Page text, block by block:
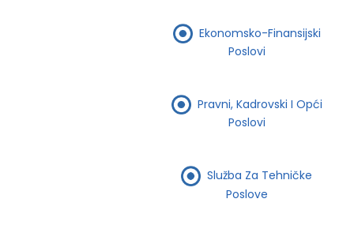
Ekonomsko-Finansijski
Poslovi
Pravni, Kadrovski I Opći
Poslovi
Služba Za Tehničke
Poslove